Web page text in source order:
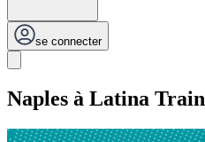
se connecter
Naples à Latina Train